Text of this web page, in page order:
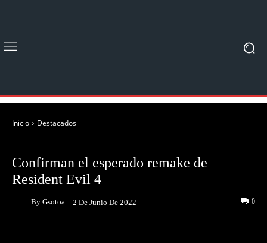
Inicio Destacados
Confirman el esperado remake de
Resident Evil 4
By Gsotoa 2 De Junio De 2022 0